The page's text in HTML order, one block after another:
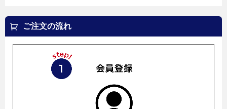
ご注文の流れ